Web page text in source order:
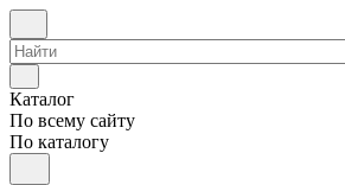
Каталог
По всему сайту
По каталогу